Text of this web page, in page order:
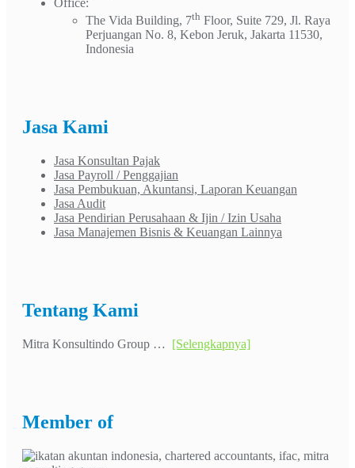
Office:
The Vida Building, 7th Floor, Suite 729, Jl. Raya
Perjuangan No. 8, Kebon Jeruk, Jakarta 11530,
Indonesia
Jasa Kami
Jasa Konsultan Pajak
Jasa Payroll / Penggajian
Jasa Pembukuan, Akuntansi, Laporan Keuangan
Jasa Audit
Jasa Pendirian Perusahaan & Ijin / Izin Usaha
Jasa Manajemen Bisnis & Keuangan Lainnya
Tentang Kami
Mitra Konsultindo Group … [Selengkapnya]
Member of